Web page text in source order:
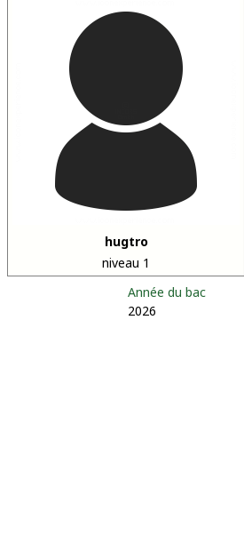
hugtro
niveau 1
Année du bac
2026